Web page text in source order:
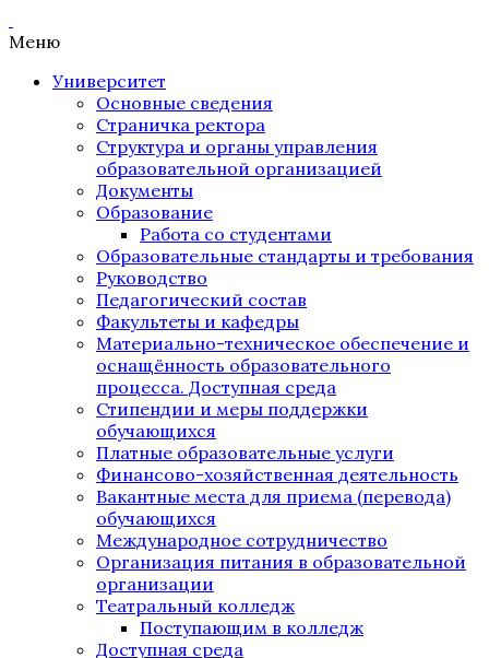
Меню
Университет
Основные сведения
Страничка ректора
Структура и органы управления
образовательной организацией
Документы
Образование
Работа со студентами
Образовательные стандарты и требования
Руководство
Педагогический состав
Факультеты и кафедры
Материально-техническое обеспечение и
оснащённость образовательного
процесса. Доступная среда
Стипендии и меры поддержки
обучающихся
Платные образовательные услуги
Финансово-хозяйственная деятельность
Вакантные места для приема (перевода)
обучающихся
Международное сотрудничество
Организация питания в образовательной
организации
Театральный колледж
Поступающим в колледж
Доступная среда